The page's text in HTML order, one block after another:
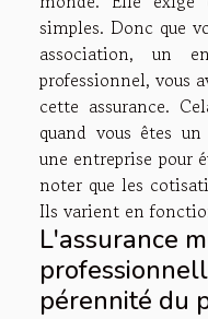
simples. Donc que
association, un
professionnel, vous
cette assurance.
quand vous êtes
une entreprise pour
noter que les
Ils varient en
L'assurance
pérennité du